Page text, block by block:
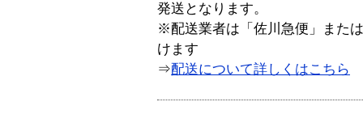
発送となります。
※配送業者は「佐川急便」また
けます
⇒配送について詳しくはこちら